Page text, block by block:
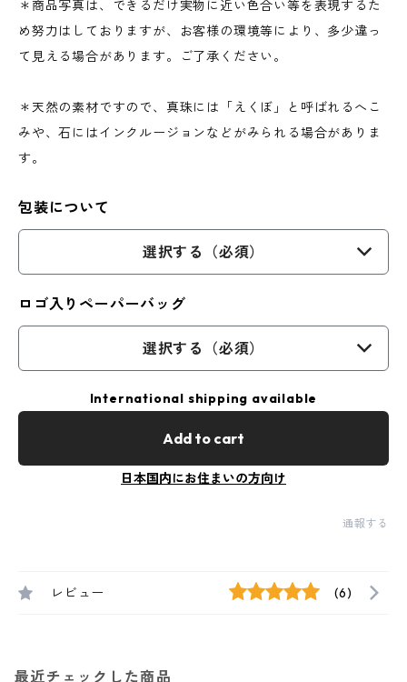
＊商品写真は、できるだけ実物に近い色合い等を表現するた
め努力はしておりますが、お客様の環境等により、多少違っ
て見える場合があります。ご了承ください。
＊天然の素材ですので、真珠には「えくぼ」と呼ばれるへこ
みや、石にはインクルージョンなどがみられる場合がありま
す。
包装について
選択する（必須）
ロゴ入りペーパーバッグ
選択する（必須）
International shipping available
Add to cart
日本国内にお住まいの方向け
通報する
レビュー (6)
最近チェックした商品